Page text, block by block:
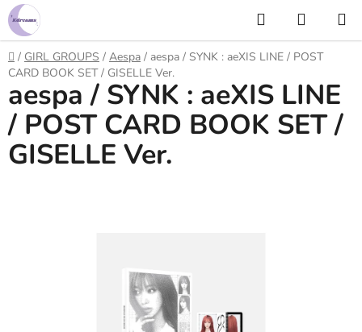
Prejsť
na
obsah
Hľadať
KOŠÍK
Domov
/ GIRL GROUPS / Aespa / aespa / SYNK : aeXIS LINE / POST
CARD BOOK SET / GISELLE Ver.
aespa / SYNK : aeXIS LINE
/ POST CARD BOOK SET /
GISELLE Ver.